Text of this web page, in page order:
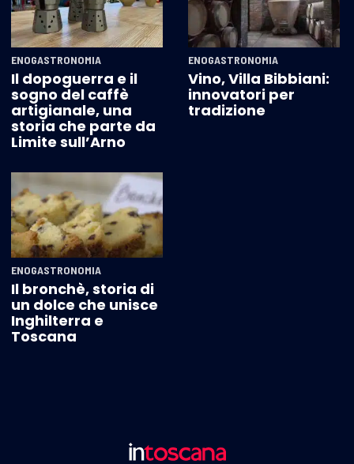
ENOGASTRONOMIA
Il dopoguerra e il
sogno del caffè
artigianale, una
storia che parte da
Limite sull’Arno
ENOGASTRONOMIA
Vino, Villa Bibbiani:
innovatori per
tradizione
ENOGASTRONOMIA
Il bronchè, storia di
un dolce che unisce
Inghilterra e
Toscana